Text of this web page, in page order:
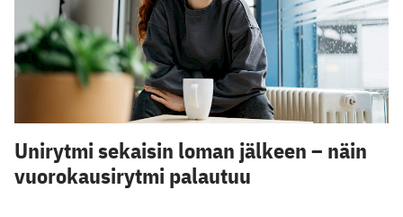
Unirytmi sekaisin loman jälkeen – näin
vuorokausirytmi palautuu